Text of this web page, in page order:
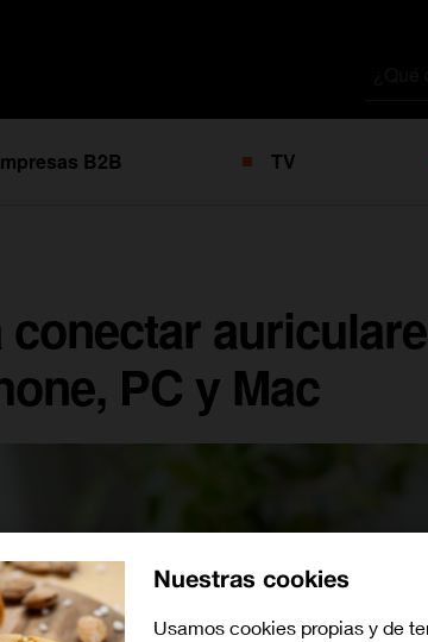
B2B TV
conectar
PC y Mac
Nuestras cookies
Usamos cookies propias y de